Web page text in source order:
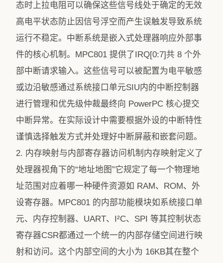
态时上拉电阻可以确保这些信号线处于确定的无效
高电平状态防止因信号浮空而产生误触发导致系统
运行不稳定。中断系统是嵌入式处理器响应外部事
件的核心机制。MPC801 提供了IRQ[0:7]共 8 个外
部中断请求输入。这些信号可以被配置为电平敏感
或边沿敏感通过系统接口单元SIU内的中断控制器
进行管理和优先级仲裁最终向 PowerPC 核心提交
中断异常。在实际设计中需要根据外设的中断特性
谨慎选择触发方式并处理好中断屏蔽和嵌套问题。
2. 内存映射与内部寄存器访问机制内存映射定义了
处理器视角下的“地址地图”它规定了每一个物理地
址范围对应着哪一种硬件资源如 RAM、ROM、外
设寄存器。MPC801 的内部功能模块如系统接口单
元、内存控制器、UART、I²C、SPI 等其控制状态
寄存器CSR都通过一个统一的内部存储空间进行映
射和访问。这个内部空间的大小为 16KB其在整个